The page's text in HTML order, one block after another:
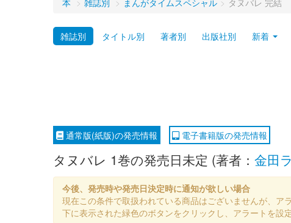
本 > 雑誌別 > まんがタイムスペシャル > タヌバレ 完結
雑誌別 タイトル別 著者別 出版社別 新着
通常版(紙版)の発売情報 電子書籍版の発売情報
タヌバレ 1巻の発売日未定 (著者： 金田
今後、発売時や発売日決定時に通知が欲しい場合
現在この条件で取扱われている商品はございませんが、ア
下に表示された緑色のボタンをクリックし、アラートを設定